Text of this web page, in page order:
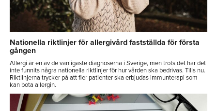
Nationella riktlinjer för allergivård fastställda för första
gången
Allergi är en av de vanligaste diagnoserna i Sverige, men trots det har det
inte funnits några nationella riktlinjer för hur vården ska bedrivas. Tills nu.
Riktlinjerna trycker på att fler patienter ska erbjudas immunterapi som
kan bota allergin.